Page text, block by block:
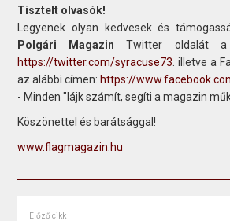
Tisztelt olvasók!
Legyenek olyan kedvesek és
Polgári Magazin Twitter oldalát a
https://twitter.com/syracuse73 . illetve a
az alábbi címen: https://
- Minden "lájk számít, segíti a magazin
Köszönettel és barátsággal!
www.flagmagazin.hu
Előző cikk